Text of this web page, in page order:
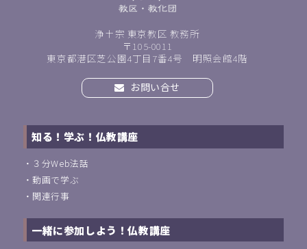
浄土宗 東京教区 教務所
〒105-0011
東京都港区芝公園4丁目7番4号 明照会館4階
お問い合せ
知る！学ぶ！仏教講座
・ ３分Web法話
・動画で学ぶ
・ 関連行事
一緒に参加しよう！仏教講座